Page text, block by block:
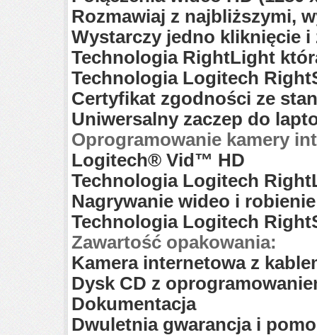
Rozmawiaj z najbliższymi,
Wystarczy jedno kliknięcie i
Technologia RightLight
Technologia Logitech
Certyfikat zgodności ze
Uniwersalny zaczep do
Oprogramowanie kamery
Logitech® Vid™ HD
Technologia Logitech
Nagrywanie wideo i
Technologia Logitech
Zawartość opakowania:
Kamera internetowa z
Dysk CD z
Dokumentacja
Dwuletnia gwarancja i